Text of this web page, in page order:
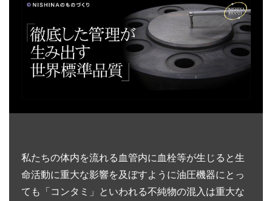
g
a
t
i
o
n
私たちの体内を流れる血管内に血栓等が生じると生
命活動に重大な影響を及ぼすように油圧機器にとっ
ても「コンタミ」といわれる不純物の混入は重大な